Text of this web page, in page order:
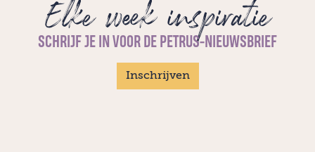
Elke week inspiratie
SCHRIJF JE IN VOOR DE PETRUS-NIEUWSBRIEF
Inschrijven